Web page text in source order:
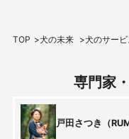
TOP 犬の未来 犬のサービ
専門家
戸田さつき（